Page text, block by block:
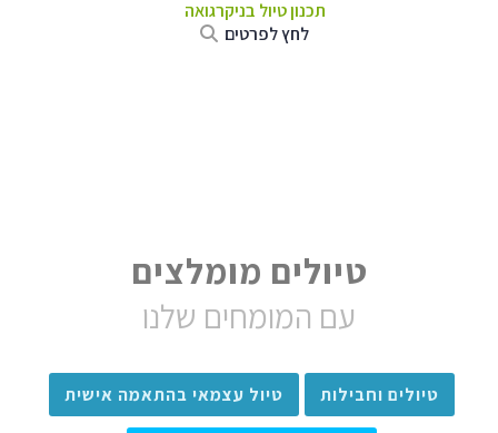
תכנון טיול בניקרגואה
לחץ לפרטים
טיולים מומלצים
עם המומחים שלנו
טיולים וחבילות טיול עצמאי בהתאמה אישית